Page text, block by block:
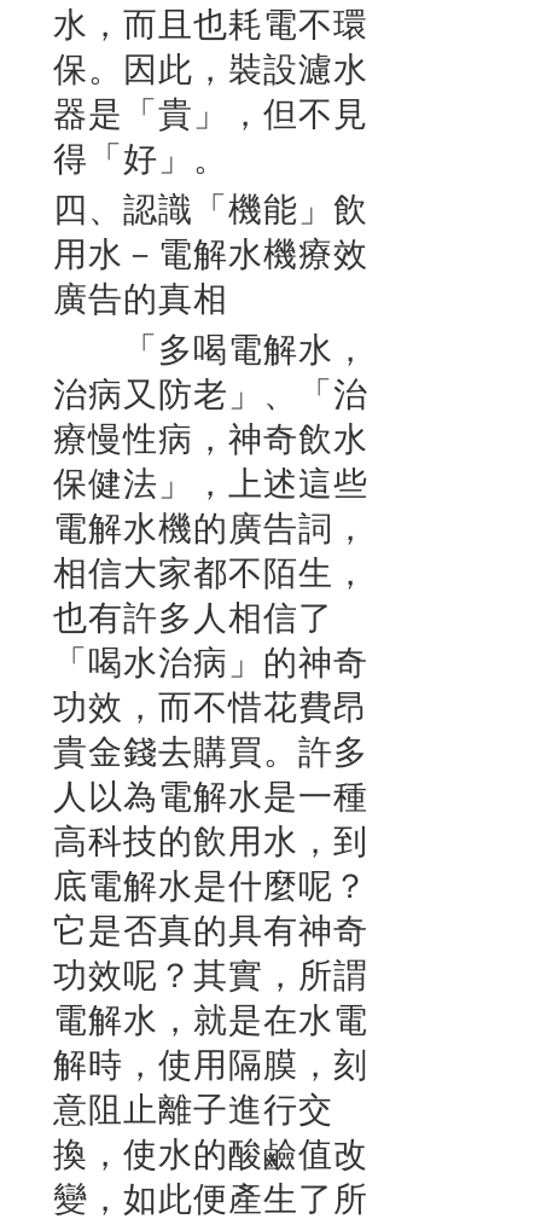
水，而且也耗電不環
保。因此，裝設濾水
器是「貴」，但不見
得「好」。
四、認識「機能」飲
用水－電解水機療效
廣告的真相
「多喝電解水，
治病又防老」、「治
療慢性病，神奇飲水
保健法」，上述這些
電解水機的廣告詞，
相信大家都不陌生，
也有許多人相信了
「喝水治病」的神奇
功效，而不惜花費昂
貴金錢去購買。許多
人以為電解水是一種
高科技的飲用水，到
底電解水是什麼呢？
它是否真的具有神奇
功效呢？其實，所謂
電解水，就是在水電
解時，使用隔膜，刻
意阻止離子進行交
換，使水的酸鹼值改
變，如此便產生了所